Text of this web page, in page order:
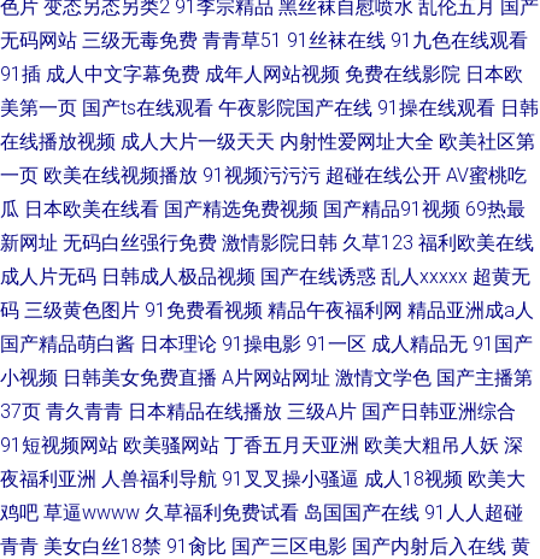
色片 变态另态另类2 91李宗精品 黑丝袜自慰喷水 乱伦五月 国产
无码网站 三级无毒免费 青青草51 91丝袜在线 91九色在线观看
91插 成人中文字幕免费 成年人网站视频 免费在线影院 日本欧
美第一页 国产ts在线观看 午夜影院国产在线 91操在线观看 日韩
在线播放视频 成人大片一级天天 内射性爱网址大全 欧美社区第
一页 欧美在线视频播放 91视频污污污 超碰在线公开 AV蜜桃吃
瓜 日本欧美在线看 国产精选免费视频 国产精品91视频 69热最
新网址 无码白丝强行免费 激情影院日韩 久草123 福利欧美在线
成人片无码 日韩成人极品视频 国产在线诱惑 乱人xxxxx 超黄无
码 三级黄色图片 91免费看视频 精品午夜福利网 精品亚洲成a人
国产精品萌白酱 日本理论 91操电影 91一区 成人精品无 91国产
小视频 日韩美女免费直播 A片网站网址 激情文学色 国产主播第
37页 青久青青 日本精品在线播放 三级A片 国产日韩亚洲综合
91短视频网站 欧美骚网站 丁香五月天亚洲 欧美大粗吊人妖 深
夜福利亚洲 人兽福利导航 91叉叉操小骚逼 成人18视频 欧美大
鸡吧 草逼wwww 久草福利免费试看 岛国国产在线 91人人超碰
青青 美女白丝18禁 91肏比 国产三区电影 国产内射后入在线 黄